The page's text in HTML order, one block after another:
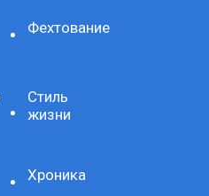
Фехтование
Стиль
жизни
Хроника